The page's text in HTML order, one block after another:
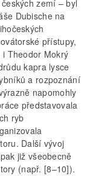
zemí – byl
Dubische na
přístupy,
Theodor Mokrý
kapra lysce
a rozpoznání
napomohly
představovala
ryb
Další vývoj
již všeobecně
(např. [8–10]).